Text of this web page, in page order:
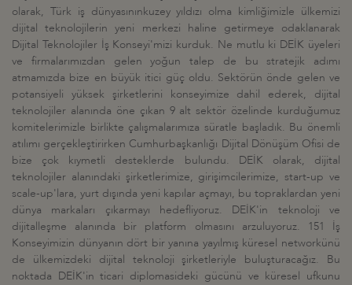
olarak, Türk iş dünyasınınkuzey yıldızı olma kimliğimizle ülkemizi
dijital teknolojilerin yeni merkezi haline getirmeye odaklanarak
Dijital Teknolojiler İş Konseyi'mizi kurduk. Ne mutlu ki DEİK üyeleri
ve firmalarımızdan gelen yoğun talep de bu stratejik adımı
atmamızda bize en büyük itici güç oldu. Sektörün önde gelen ve
potansiyeli yüksek şirketlerini konseyimize dahil ederek, dijital
teknolojiler alanında öne çıkan 9 alt sektör özelinde kurduğumuz
komitelerimizle birlikte çalışmalarımıza süratle başladık. Bu önemli
atılımı gerçekleştirirken Cumhurbaşkanlığı Dijital Dönüşüm Ofisi de
bize çok kıymetli desteklerde bulundu. DEİK olarak, dijital
teknolojiler alanındaki şirketlerimize, girişimcilerimize, start-up ve
scale-up'lara, yurt dışında yeni kapılar açmayı, bu topraklardan yeni
dünya markaları çıkarmayı hedefliyoruz. DEİK'in teknoloji ve
dijitalleşme alanında bir platform olmasını arzuluyoruz. 151 İş
Konseyimizin dünyanın dört bir yanına yayılmış küresel networkünü
de ülkemizdeki dijital teknoloji şirketleriyle buluşturacağız. Bu
noktada DEİK'in ticari diplomasideki gücünü ve küresel ufkunu